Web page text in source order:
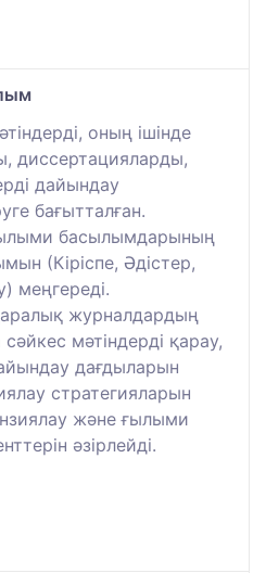
оның ішінде
диссертацияларды,
дайындау
бағытталған.
басылымдарының
(Кіріспе, Әдістер,
меңгереді.
журналдардың
мәтіндерді қарау,
дағдыларын
стратегияларын
және ғылыми
әзірлейді.